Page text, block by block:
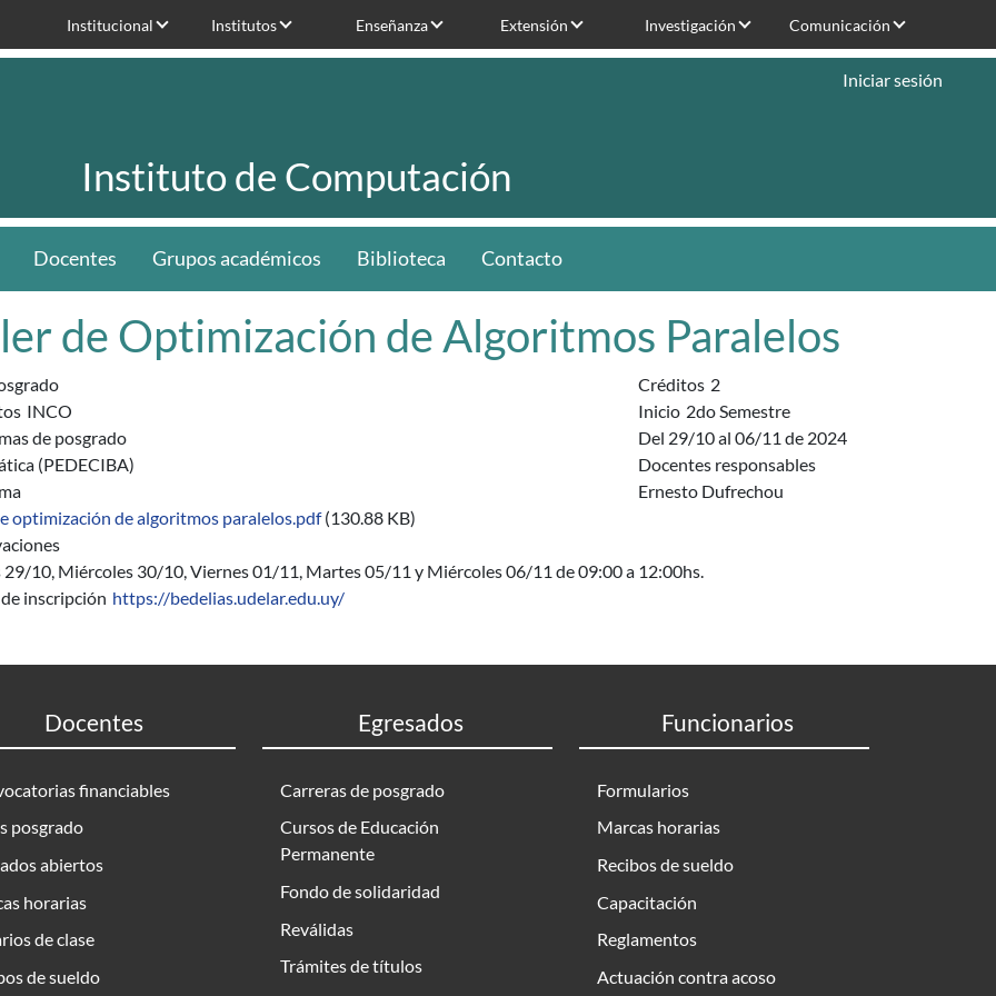
Institucional Institutos Enseñanza Extensión Investigación Comunicación
Instituto de Computación
Iniciar sesión
Docentes Grupos académicos Biblioteca Contacto
de Optimización de Algoritmos Paralelos
INCO
de posgrado
(PEDECIBA)
optimización de algoritmos paralelos.pdf (130.88 KB)
Créditos 2
Inicio 2do Semestre
Del 29/10 al 06/11 de 2024
Docentes responsables
Ernesto Dufrechou
10, Miércoles 30/10, Viernes 01/11, Martes 05/11 y Miércoles 06/11 de 09:00 a 12:00hs.
inscripción https://bedelias.udelar.edu.uy/
Docentes
financiables
posgrado
abiertos
horarias
de clase
de sueldo
Egresados
Carreras de posgrado
Cursos de Educación
Permanente
Fondo de solidaridad
Reválidas
Trámites de títulos
Funcionarios
Formularios
Marcas horarias
Recibos de sueldo
Capacitación
Reglamentos
Actuación contra acoso